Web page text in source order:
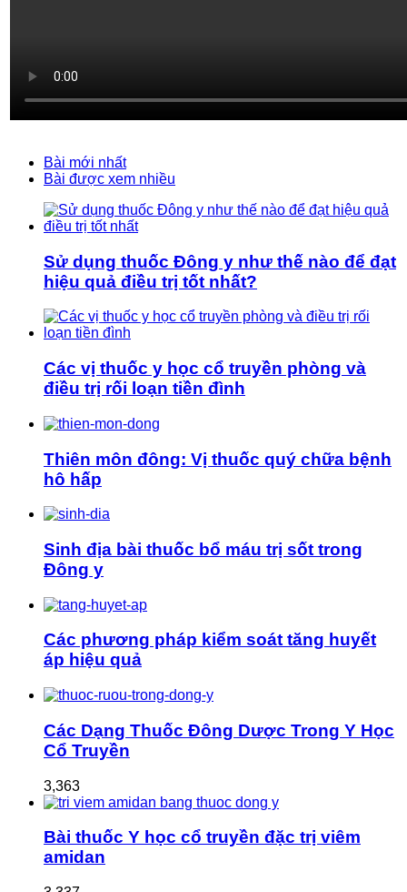
Bài mới nhất
Bài được xem nhiều
Sử dụng thuốc Đông y như thế nào để đạt
hiệu quả điều trị tốt nhất?
Các vị thuốc y học cổ truyền phòng và
điều trị rối loạn tiền đình
Thiên môn đông: Vị thuốc quý chữa bệnh
hô hấp
Sinh địa bài thuốc bổ máu trị sốt trong
Đông y
Các phương pháp kiểm soát tăng huyết
áp hiệu quả
Các Dạng Thuốc Đông Dược Trong Y Học
Cổ Truyền
3,363
Bài thuốc Y học cổ truyền đặc trị viêm
amidan